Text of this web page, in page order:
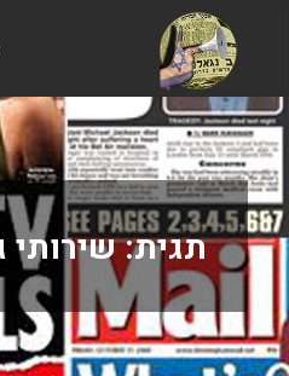
הבלוג
של
אודי
בורג
תגית:שירותי